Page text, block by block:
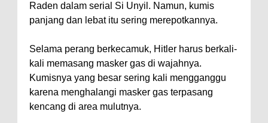
Raden dalam serial Si Unyil. Namun, kumis
panjang dan lebat itu sering merepotkannya.
Selama perang berkecamuk, Hitler harus berkali-
kali memasang masker gas di wajahnya.
Kumisnya yang besar sering kali mengganggu
karena menghalangi masker gas terpasang
kencang di area mulutnya.